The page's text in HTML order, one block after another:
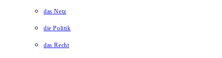
das Netz
die Politik
das Recht